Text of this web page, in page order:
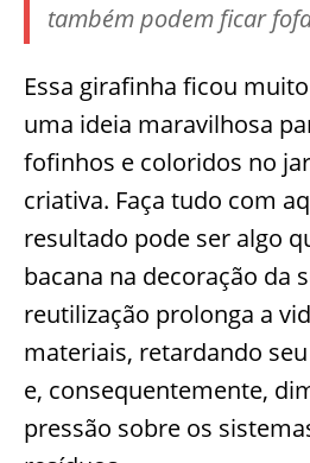
também podem ficar
Essa girafinha ficou
uma ideia maravilhosa
fofinhos e coloridos no
criativa. Faça tudo com
resultado pode ser algo
bacana na decoração da
reutilização prolonga a
materiais, retardando
e, consequentemente,
pressão sobre os